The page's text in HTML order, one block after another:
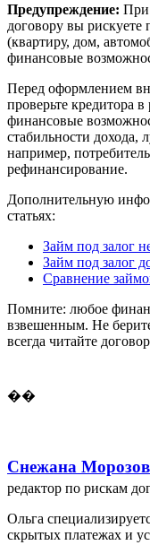
Предупреждение: При
договору вы рискуете
(квартиру, дом,
финансовые
Перед оформлением
проверьте кредитора
финансовые
стабильности дохода,
например,
рефинансирование.
Дополнительную
статьях:
Займ под залог
Займ под залог
Сравнение
Помните: любое
взвешенным. Не
всегда читайте
��
Снежана
редактор по рискам
Ольга
скрытых платежах и